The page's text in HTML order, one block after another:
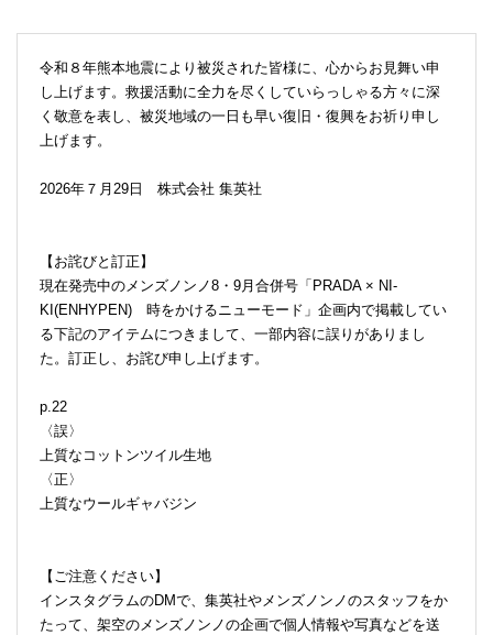
令和８年熊本地震により被災された皆様に、心からお見舞い申
し上げます。救援活動に全力を尽くしていらっしゃる方々に深
く敬意を表し、被災地域の一日も早い復旧・復興をお祈り申し
上げます。
2026年７月29日 株式会社 集英社
【お詫びと訂正】
現在発売中のメンズノンノ8・9月合併号「PRADA × NI-
KI(ENHYPEN) 時をかけるニューモード」企画内で掲載してい
る下記のアイテムにつきまして、一部内容に誤りがありまし
た。訂正し、お詫び申し上げます。
p.22
〈誤〉
上質なコットンツイル生地
〈正〉
上質なウールギャバジン
【ご注意ください】
インスタグラムのDMで、集英社やメンズノンノのスタッフをか
たって、架空のメンズノンノの企画で個人情報や写真などを送